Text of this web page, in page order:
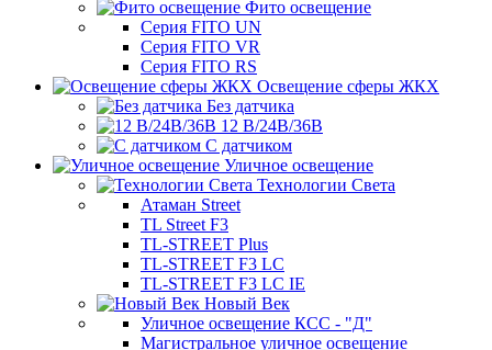
Фито освещение
Серия FITO UN
Серия FITO VR
Серия FITO RS
Освещение сферы ЖКХ
Без датчика
12 В/24В/36В
С датчиком
Уличное освещение
Технологии Света
Атаман Street
TL Street F3
TL-STREET Plus
TL-STREET F3 LC
TL-STREET F3 LC IE
Новый Век
Уличное освещение КСС - "Д"
Магистральное уличное освещение